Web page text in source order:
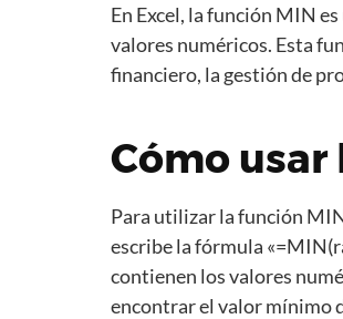
En Excel, la función MIN
valores numéricos. Esta
financiero, la gestión de
Cómo usar
Para utilizar la función
escribe la fórmula
contienen los valores
encontrar el valor mínimo